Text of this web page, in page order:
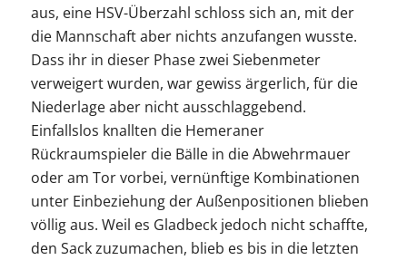
aus, eine HSV-Überzahl schloss sich an, mit der
die Mannschaft aber nichts anzufangen wusste.
Dass ihr in dieser Phase zwei Siebenmeter
verweigert wurden, war gewiss ärgerlich, für die
Niederlage aber nicht ausschlaggebend.
Einfallslos knallten die Hemeraner
Rückraumspieler die Bälle in die Abwehrmauer
oder am Tor vorbei, vernünftige Kombinationen
unter Einbeziehung der Außenpositionen blieben
völlig aus. Weil es Gladbeck jedoch nicht schaffte,
den Sack zuzumachen, blieb es bis in die letzten